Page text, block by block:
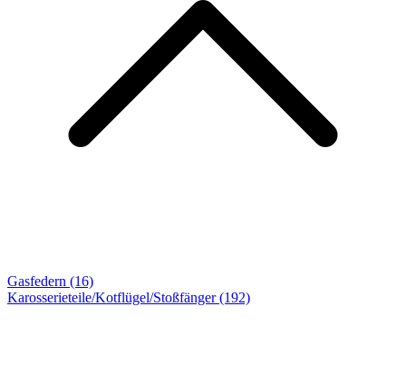
Gasfedern (16)
Karosserieteile/Kotflügel/Stoßfänger(192)